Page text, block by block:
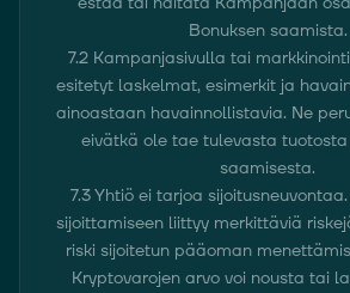
Bonuksen saamista.
7.2 Kampanjasivulla tai
esitetyt laskelmat, esimerkit ja
ainoastaan havainnollistavia. Ne
eivätkä ole tae tulevasta
saamisesta.
7.3 Yhtiö ei tarjoa
sijoittamiseen liittyy merkittäviä
riski sijoitetun pääoman
Kryptovarojen arvo voi nousta tai